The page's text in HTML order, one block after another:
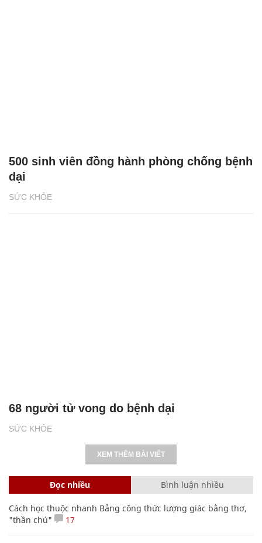
SỨC KHỎE
500 sinh viên đồng hành phòng chống bệnh
dại
SỨC KHỎE
68 người tử vong do bệnh dại
XEM THÊM BÀI VIẾT
Đọc nhiều Bình luận nhiều
Cách học thuộc nhanh Bảng công thức lượng giác bằng thơ,
"thần chú"
17